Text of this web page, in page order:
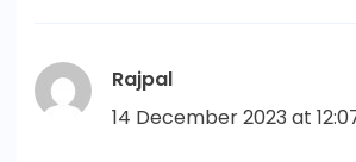
Rajpal
14 December 2023 at